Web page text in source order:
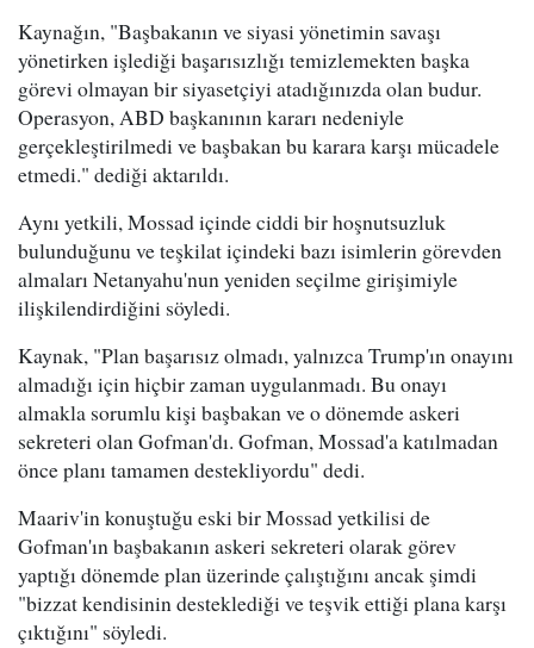
Kaynağın, "Başbakanın ve siyasi yönetimin savaşı
yönetirken işlediği başarısızlığı temizlemekten başka
görevi olmayan bir siyasetçiyi atadığınızda olan budur.
Operasyon, ABD başkanının kararı nedeniyle
gerçekleştirilmedi ve başbakan bu karara karşı mücadele
etmedi." dediği aktarıldı.
Aynı yetkili, Mossad içinde ciddi bir hoşnutsuzluk
bulunduğunu ve teşkilat içindeki bazı isimlerin görevden
almaları Netanyahu'nun yeniden seçilme girişimiyle
ilişkilendirdiğini söyledi.
Kaynak, "Plan başarısız olmadı, yalnızca Trump'ın onayını
almadığı için hiçbir zaman uygulanmadı. Bu onayı
almakla sorumlu kişi başbakan ve o dönemde askeri
sekreteri olan Gofman'dı. Gofman, Mossad'a katılmadan
önce planı tamamen destekliyordu" dedi.
Maariv'in konuştuğu eski bir Mossad yetkilisi de
Gofman'ın başbakanın askeri sekreteri olarak görev
yaptığı dönemde plan üzerinde çalıştığını ancak şimdi
"bizzat kendisinin desteklediği ve teşvik ettiği plana karşı
çıktığını" söyledi.